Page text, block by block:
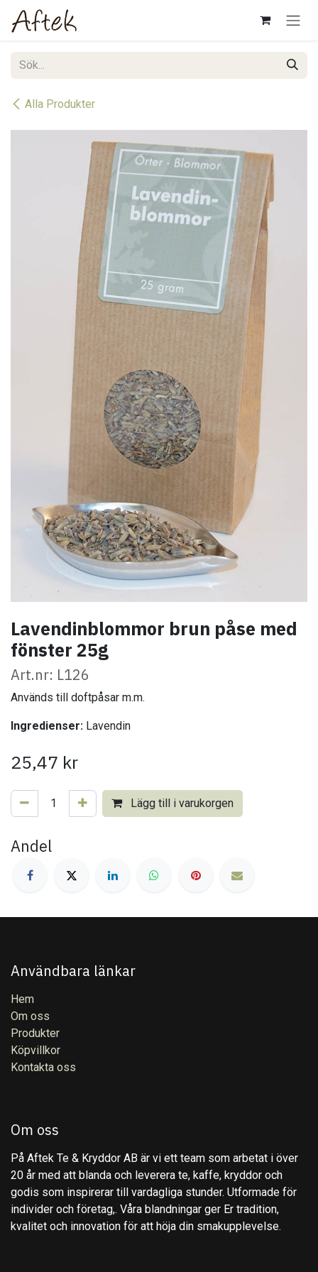
Hoppa till innehåll
Alla Produkter
Lavendinblommor brun påse med
fönster 25g
Art.nr: L126
Används till doftpåsar m.m.
Ingredienser: Lavendin
25,47 kr
Lägg till i varukorgen
Andel
Användbara länkar
Hem
Om oss
Produkter
Köpvillkor
Kontakta oss
Om oss
På Aftek Te & Kryddor AB är vi ett team som arbetat i över
20 år med att blanda och leverera te, kaffe, kryddor och
godis som inspirerar till vardagliga stunder. Utformade för
individer och företag,. Våra blandningar ger Er tradition,
kvalitet och innovation för att höja din smakupplevelse.